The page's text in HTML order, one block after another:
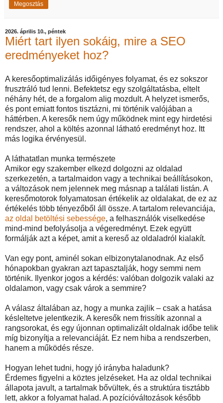
Megosztás
2026. április 10., péntek
Miért tart ilyen sokáig, mire a SEO
eredményeket hoz?
A keresőoptimalizálás időigényes folyamat, és ez sokszor
frusztráló tud lenni. Befektetsz egy szolgáltatásba, eltelt
néhány hét, de a forgalom alig mozdult. A helyzet ismerős,
és pont emiatt fontos tisztázni, mi történik valójában a
háttérben. A keresők nem úgy működnek mint egy hirdetési
rendszer, ahol a költés azonnal látható eredményt hoz. Itt
más logika érvényesül.
A láthatatlan munka természete
Amikor egy szakember elkezd dolgozni az oldalad
szerkezetén, a tartalmaidon vagy a technikai beállításokon,
a változások nem jelennek meg másnap a találati listán. A
keresőmotorok folyamatosan értékelik az oldalakat, de ez az
értékelés több tényezőből áll össze. A tartalom relevanciája,
az oldal betöltési sebessége, a felhasználók viselkedése
mind-mind befolyásolja a végeredményt. Ezek együtt
formálják azt a képet, amit a kereső az oldaladról kialakít.
Van egy pont, aminél sokan elbizonytalanodnak. Az első
hónapokban gyakran azt tapasztalják, hogy semmi nem
történik. Ilyenkor jogos a kérdés: valóban dolgozik valaki az
oldalamon, vagy csak várok a semmire?
A válasz általában az, hogy a munka zajlik – csak a hatása
késleltetve jelentkezik. A keresők nem frissítik azonnal a
rangsorokat, és egy újonnan optimalizált oldalnak időbe telik
míg bizonyítja a relevanciáját. Ez nem hiba a rendszerben,
hanem a működés része.
Hogyan lehet tudni, hogy jó irányba haladunk?
Érdemes figyelni a köztes jelzéseket. Ha az oldal technikai
állapota javult, a tartalmak bővültek, és a struktúra tisztább
lett, akkor a folyamat halad. A pozícióváltozások később